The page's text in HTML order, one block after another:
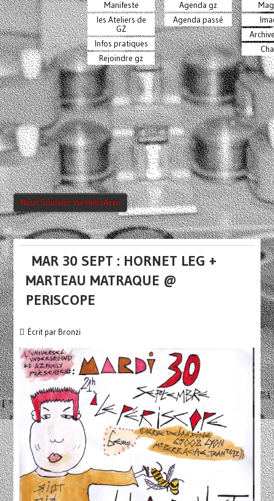
Manifeste
les Ateliers de
GZ
Infos pratiques
Rejoindre gz
Agenda gz
Agenda passé
Nous Soutenir Via HelloAsso
MAR 30 SEPT : HORNET LEG +
MARTEAU MATRAQUE @
PERISCOPE
Écrit par Bronzi